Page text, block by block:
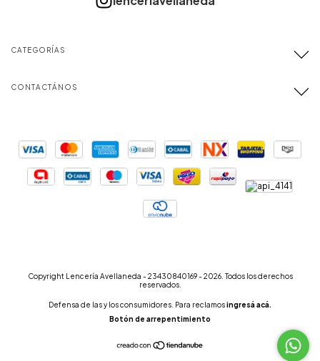
CATEGORÍAS
CONTACTÁNOS
Copyright Lencería Avellaneda - 23430840169 - 2026. Todos los derechos
reservados.
Defensa de las y los consumidores. Para reclamosingresá acá.
Botón de arrepentimiento